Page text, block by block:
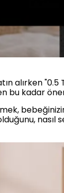
alırken "0.5
bu kadar